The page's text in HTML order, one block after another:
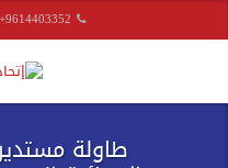
+9614403352
طاولة